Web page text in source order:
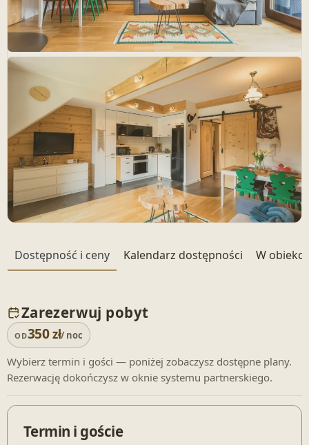
Dostępność i ceny Kalendarz dostępności W
Zarezerwuj pobyt
OD350zł/ noc
Wybierz termin i gości — poniżej zobaczysz dostępne plany.
Rezerwację dokończysz w oknie systemu partnerskiego.
Termin i goście